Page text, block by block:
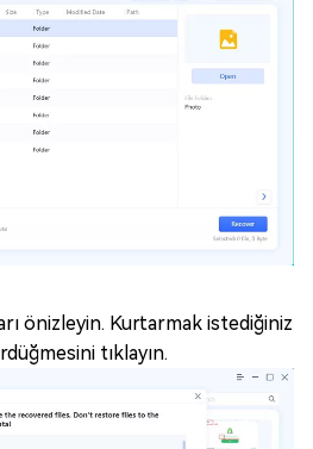
önizleyin. Kurtarmak istediğiniz
tıklayın.